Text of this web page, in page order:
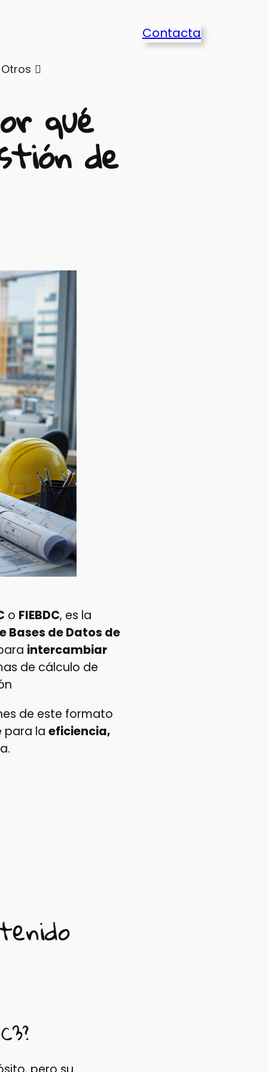
Contacta
Otros
qué
de
o FIEBDC, es la
Bases de Datos de
intercambiar
de cálculo de
de este formato
para la eficiencia,